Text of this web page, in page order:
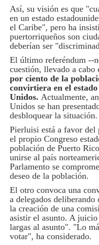
Así, su visión es que
en un estado
el Caribe", pero ha
puertorriqueños son
deberían ser
El último referéndum --
cuestión, llevado a cabo
por ciento de la
convirtiera en el
Unidos. Actualmente,
Unidos se han
desbloquear la situación.
Pierluisi está a favor del
el propio Congreso
población de Puerto
unirse al país
Parlamento se
deseo de la población.
El otro convoca una
a delegados
la creación de una
asistir el asunto. A
largas al asunto". "Lo
votar", ha considerado.